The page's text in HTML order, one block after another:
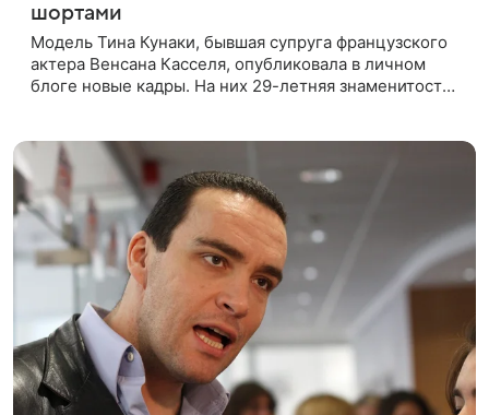
шортами
Модель Тина Кунаки, бывшая супруга французского
актера Венсана Касселя, опубликовала в личном
блоге новые кадры. На них 29-летняя знаменитость